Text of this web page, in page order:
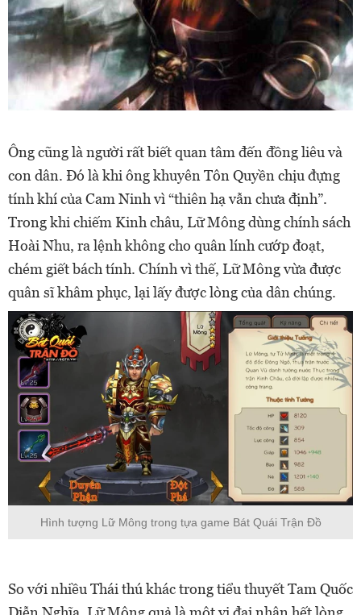
Ông cũng là người rất biết quan tâm đến đồng liêu và
con dân. Đó là khi ông khuyên Tôn Quyền chịu đựng
tính khí của Cam Ninh vì “thiên hạ vẫn chưa định”.
Trong khi chiếm Kinh châu, Lữ Mông dùng chính sách
Hoài Nhu, ra lệnh không cho quân lính cướp đoạt,
chém giết bách tính. Chính vì thế, Lữ Mông vừa được
quân sĩ khâm phục, lại lấy được lòng của dân chúng.
Hình tượng Lữ Mông trong tựa game Bát Quái Trận Đồ
So với nhiều Thái thú khác trong tiểu thuyết Tam Quốc